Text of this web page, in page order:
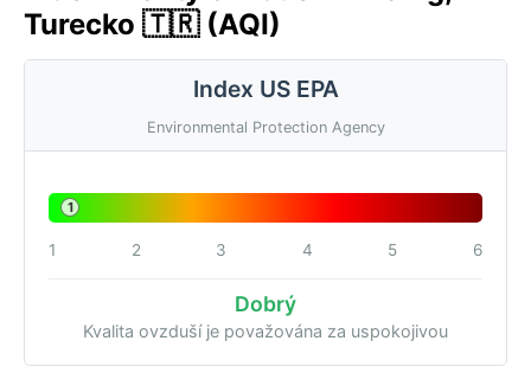
Turecko 🇹🇷 (AQI)
Index US EPA
Environmental Protection Agency
1
1 2 3 4 5 6
Dobrý
Kvalita ovzduší je považována za uspokojivou